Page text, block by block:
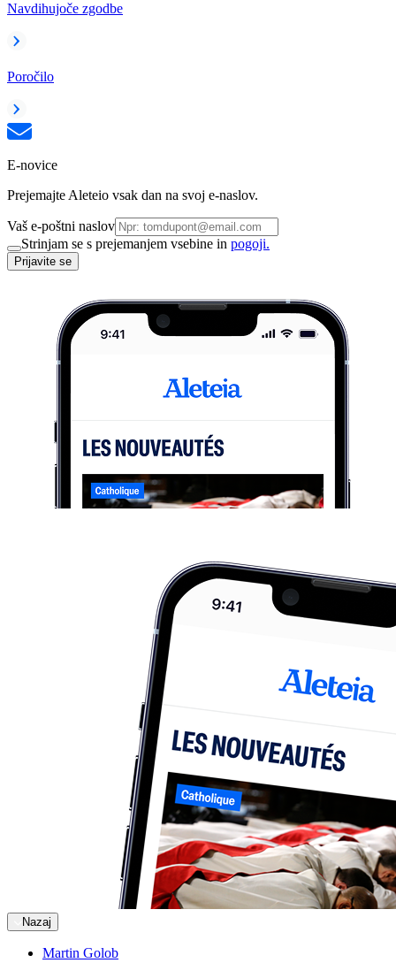
Navdihujoče zgodbe
Poročilo
E-novice
Prejemajte Aleteio vsak dan na svoj e-naslov.
Vaš e-poštni naslov
Strinjam se s prejemanjem vsebine in pogoji.
Prijavite se
Nazaj
Martin Golob